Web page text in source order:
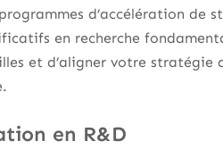
d’accélération de
en recherche
et d’aligner votre stratégie
en R&D